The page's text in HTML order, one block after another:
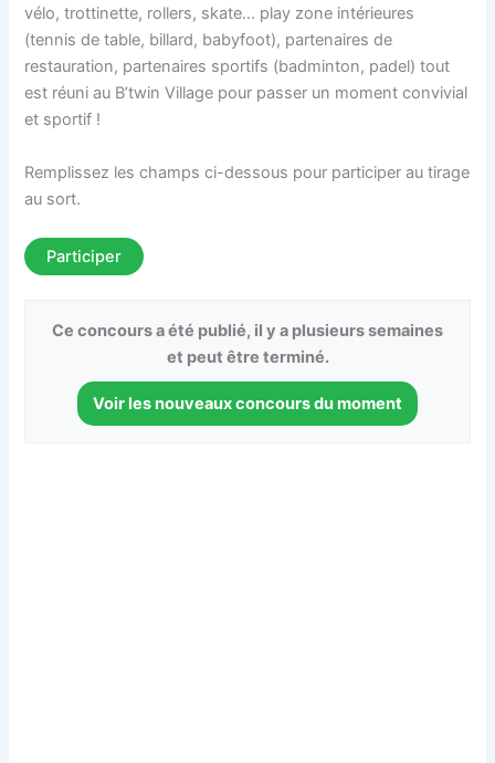
vélo, trottinette, rollers, skate… play zone intérieures
(tennis de table, billard, babyfoot), partenaires de
restauration, partenaires sportifs (badminton, padel) tout
est réuni au B’twin Village pour passer un moment convivial
et sportif !
Remplissez les champs ci-dessous pour participer au tirage
au sort.
Participer
Ce concours a été publié, il y a plusieurs semaines
et peut être terminé.
Voir les nouveaux concours du moment